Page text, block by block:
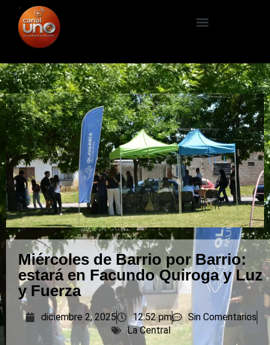
Miércoles de Barrio por Barrio:
estará en Facundo Quiroga y Luz
y Fuerza
diciembre 2, 2025 12:52 pm
Sin Comentarios
La Central